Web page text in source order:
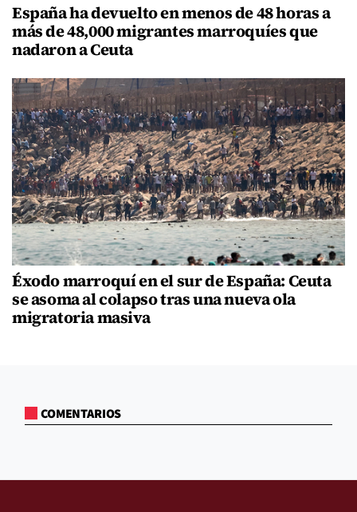
España ha devuelto en menos de 48 horas a
más de 48,000 migrantes marroquíes que
nadaron a Ceuta
Éxodo marroquí en el sur de España: Ceuta
se asoma al colapso tras una nueva ola
migratoria masiva
COMENTARIOS